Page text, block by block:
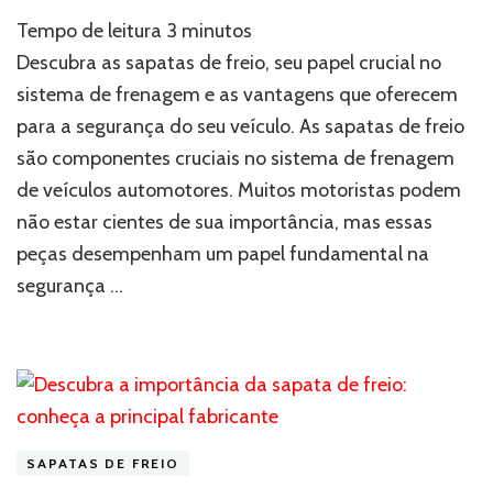
as
sapatas
freio:
o
é
e
suas
vantagens
Tempo de leitura 3 minutos
Descubra as sapatas de freio, seu papel crucial no
sistema de frenagem e as vantagens que oferecem
para a segurança do seu veículo. As sapatas de freio
são componentes cruciais no sistema de frenagem
de veículos automotores. Muitos motoristas podem
não estar cientes de sua importância, mas essas
peças desempenham um papel fundamental na
segurança …
SAPATAS DE FREIO